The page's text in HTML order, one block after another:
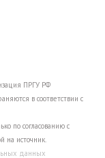
ПРГУ РФ
в соответствии с
по согласованию с
на источник.
данных